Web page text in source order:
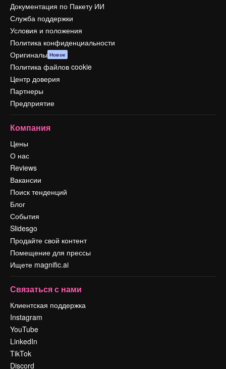
Документация по Пакету ИИ
Служба поддержки
Условия и положения
Политика конфиденциальности
Оригиналы Новое
Политика файлов cookie
Центр доверия
Партнеры
Предприятие
Компания
Цены
О нас
Reviews
Вакансии
Поиск тенденций
Блог
События
Slidesgo
Продайте свой контент
Помещение для прессы
Ищете magnific.ai
Связаться с нами
Клиентская поддержка
Instagram
YouTube
LinkedIn
TikTok
Discord